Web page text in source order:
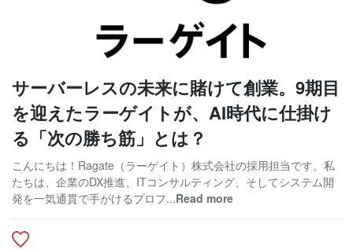
サーバーレスの未来に賭けて創業。9期目
を迎えたラーゲイトが、AI時代に仕掛け
る「次の勝ち筋」とは？
こんにちは！Ragate（ラーゲイト）株式会社の採用担当です。私
たちは、企業のDX推進、ITコンサルティング、そしてシステム開
発を一気通貫で手がけるプロフ...Read more